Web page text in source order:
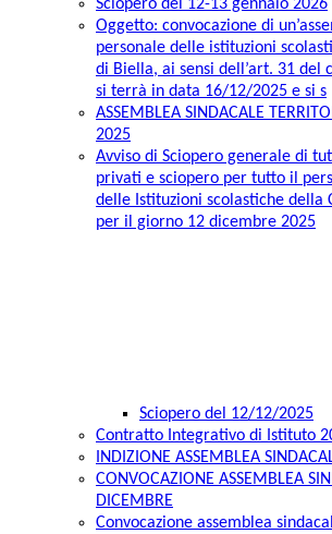
Sciopero del 12-13 gennaio 2026
Oggetto: convocazione di
personale delle istituzioni
di Biella, ai sensi dell’art. 31 del
si terrà in data 16/12/2025 e si s
ASSEMBLEA SINDACALE
2025
Avviso di Sciopero generale di
privati e sciopero per tutto il
delle Istituzioni scolastiche della
per il giorno 12 dicembre 2025
Sciopero del 12/12/2025
Contratto Integrativo di Istituto
INDIZIONE ASSEMBLEA
CONVOCAZIONE ASSEMBLEA
DICEMBRE
Convocazione assemblea